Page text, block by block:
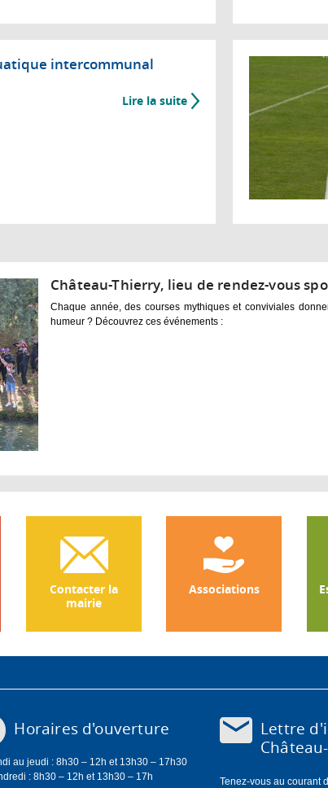
intercommunal
Lire la suite
Château-Thierry, lieu de rendez-vous
Chaque année, des courses mythiques et conviviales
humeur ? Découvrez ces événements :
Contacter la
mairie
Associations
Horaires d'ouverture
au jeudi : 8h30 – 12h et 13h30 – 17h30
: 8h30 – 12h et 13h30 – 17h
Lettre
Tenez-vous au courant